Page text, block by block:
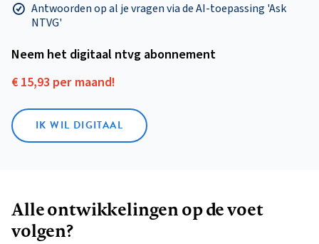
Antwoorden op al je vragen via de AI-toepassing 'Ask
NTVG'
Neem het digitaal ntvg abonnement
€ 15,93 per maand!
IK WIL DIGITAAL
Alle ontwikkelingen op de voet
volgen?